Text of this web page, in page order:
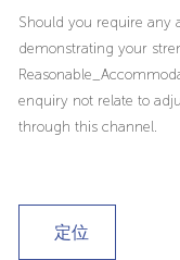
Should you require any
demonstrating your
enquiry not relate to
through this channel.
定位